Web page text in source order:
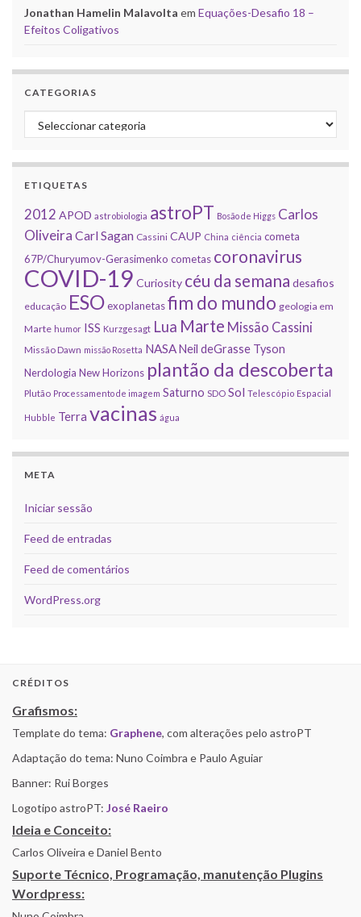
Jonathan Hamelin Malavolta em Equações-Desafio 18 –
Efeitos Coligativos
CATEGORIAS
Categorias
ETIQUETAS
2012 APOD astrobiologia astroPT Bosão de Higgs Carlos
Oliveira Carl Sagan Cassini CAUP China ciência cometa
67P/Churyumov-Gerasimenko cometas coronavirus
COVID-19 Curiosity céu da semana desafios
educação ESOexoplanetasfim do mundo geologia em
Marte humor ISS Kurzgesagt Lua Marte Missão Cassini
Missão Dawn missão Rosetta NASANeil deGrasse Tyson
Nerdologia New Horizons plantão da descoberta
Plutão Processamento de imagem Saturno SDO Sol Telescópio Espacial
Hubble Terra vacinas água
META
Iniciar sessão
Feed de entradas
Feed de comentários
WordPress.org
CRÉDITOS
Grafismos:
Template do tema: Graphene, com alterações pelo astroPT
Adaptação do tema: Nuno Coimbra e Paulo Aguiar
Banner: Rui Borges
Logotipo astroPT: José Raeiro
Ideia e Conceito:
Carlos Oliveira e Daniel Bento
Suporte Técnico, Programação, manutenção Plugins
Wordpress: